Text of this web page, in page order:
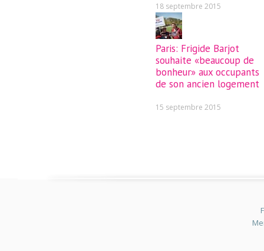
18 septembre 2015
Paris: Frigide Barjot
souhaite «beaucoup de
bonheur» aux occupants
de son ancien logement
15 septembre 2015